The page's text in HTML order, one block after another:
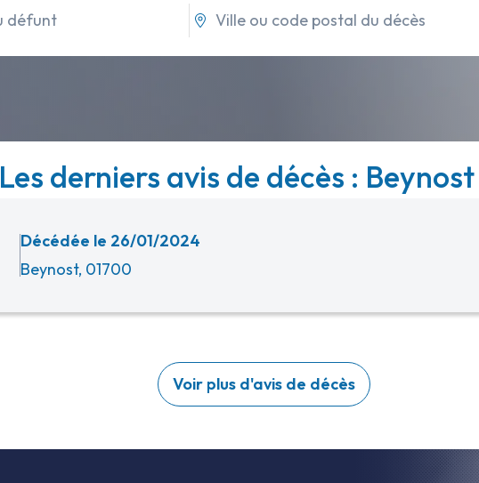
Les derniers avis de décès : Beynost
Décédée le 26/01/2024
Beynost, 01700
Voir plus d'avis de décès